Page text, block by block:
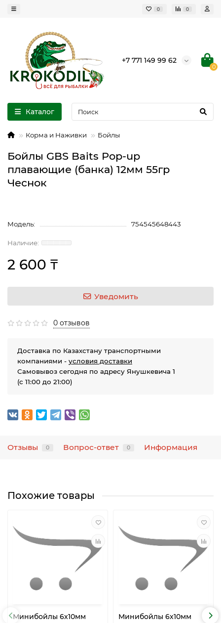
0 0
+7 771 149 99 62
0
Каталог
Корма и Наживки Бойлы
Бойлы GBS Baits Pop-up
плавающие (банка) 12мм 55гр
Чеснок
Модель: 754545648443
2 600 ₸
Уведомить
0 отзывов
Доставка по Казахстану транспортными
компаниями - условия доставки
Самовывоз сегодня по адресу Янушкевича 1
(с 11:00 до 21:00)
Отзывы 0 Вопрос-ответ 0 Информация
Похожие товары
Минибойлы 6х10мм
Минибойлы 6х10мм